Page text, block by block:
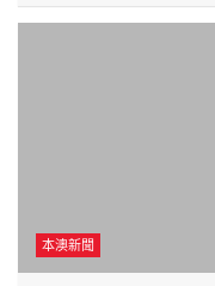
本澳新聞